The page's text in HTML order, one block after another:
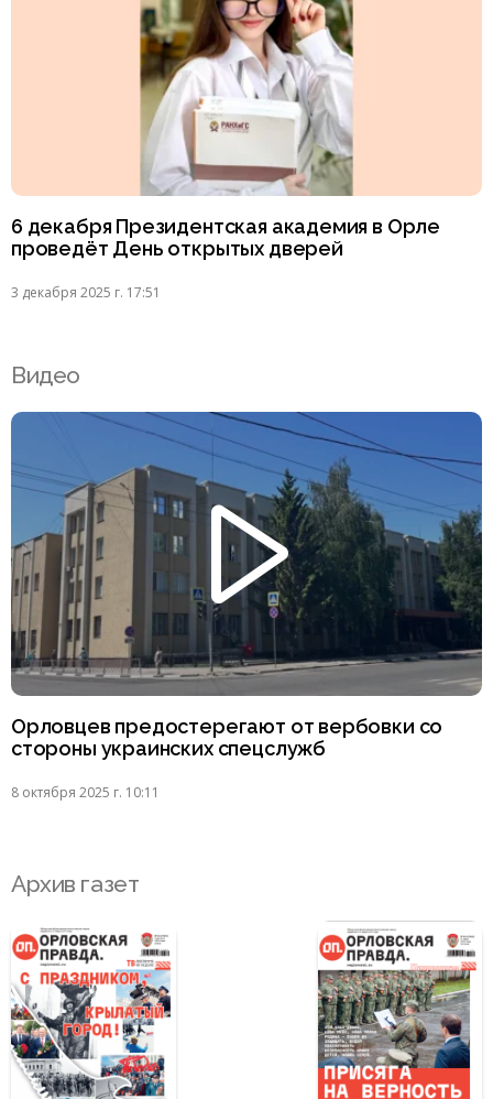
6 декабря Президентская академия в Орле
проведёт День открытых дверей
3 декабря 2025 г. 17:51
Видео
Орловцев предостерегают от вербовки со
стороны украинских спецслужб
8 октября 2025 г. 10:11
Архив газет